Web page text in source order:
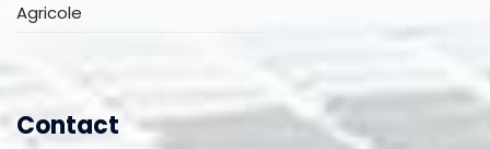
Agricole
Contact